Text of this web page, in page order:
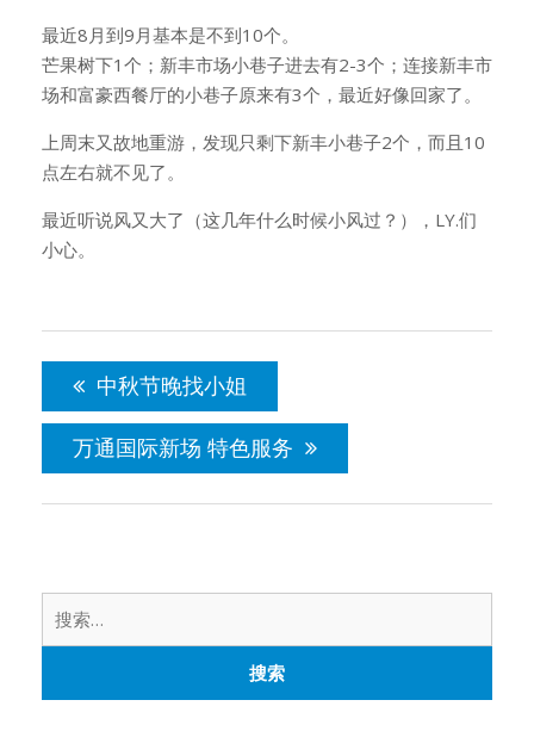
最近8月到9月基本是不到10个。
芒果树下1个；新丰市场小巷子进去有2-3个；连接新丰市
场和富豪西餐厅的小巷子原来有3个，最近好像回家了。
上周末又故地重游，发现只剩下新丰小巷子2个，而且10
点左右就不见了。
最近听说风又大了（这几年什么时候小风过？），LY.们
小心。
导
航
中秋节晚找小姐
万通国际新场 特色服务